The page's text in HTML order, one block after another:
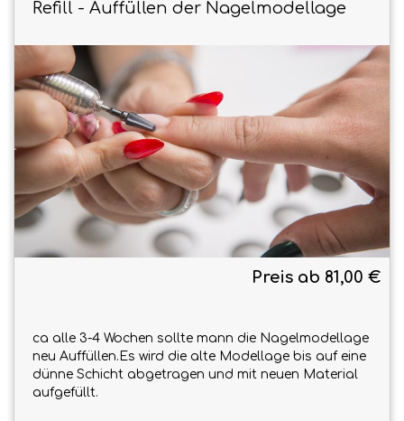
Refill - Auffüllen der Nagelmodellage
Preis ab 81,00 €
ca alle 3-4 Wochen sollte mann die Nagelmodellage
neu Auffüllen.Es wird die alte Modellage bis auf eine
dünne Schicht abgetragen und mit neuen Material
aufgefüllt.